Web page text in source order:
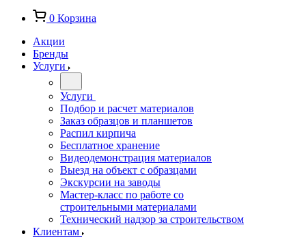
0 Корзина
Акции
Бренды
Услуги
Услуги
Подбор и расчет материалов
Заказ образцов и планшетов
Распил кирпича
Бесплатное хранение
Видеодемонстрация материалов
Выезд на объект с образцами
Экскурсии на заводы
Мастер-класс по работе со
строительными материалами
Технический надзор за строительством
Клиентам